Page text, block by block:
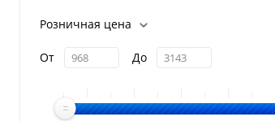
Розничная цена
От До